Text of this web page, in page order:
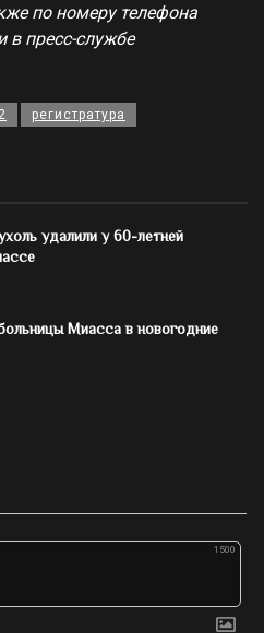
по номеру телефона
в пресс-службе
регистратура
удалили у 60-летней
Миасса в новогодние
1500